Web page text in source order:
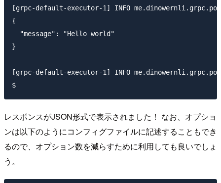
[grpc-default-executor-1] INFO
{
  "message": "Hello world"
}
[grpc-default-executor-1] INFO
レスポンスがJSON形式で表示されました！ なお、オプショ
ンは以下のようにコンフィグファイルに記述することもでき
るので、オプション数を減らすために利用しても良いでしょ
う。